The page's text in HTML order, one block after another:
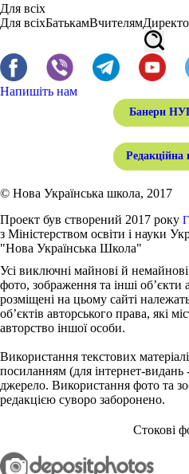
Для всіх
Для всіхБатькамВчителям
Напишіть нам
Банери
Редакційна
© Нова Українська школа, 2017
Проект був створений 2017 року
з Міністерством освіти і науки
"Нова Українська Школа"
Усі виключні майнові й
фото, зображення та інші об’єкти
розміщені на цьому сайті
об’єктів авторського права, які
авторство іншої особи.
Використання текстових
посиланням (для інтернет-видань
джерело. Використання фото та
редакцією суворо заборонено.
Стокові